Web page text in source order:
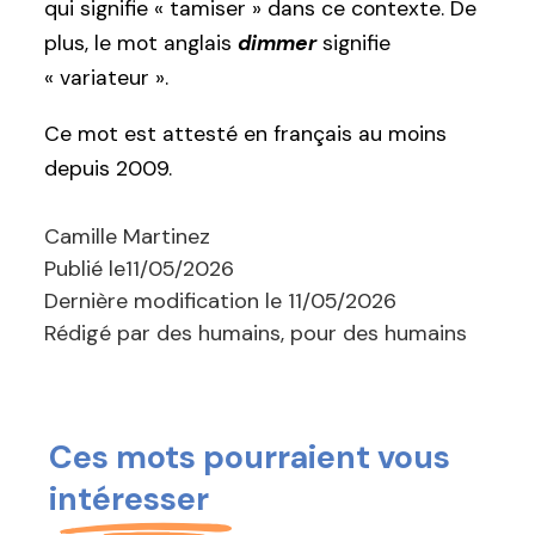
qui signifie « tamiser » dans ce contexte. De
plus, le mot anglais dimmersignifie
« variateur ».
Ce mot est attesté en français au moins
depuis 2009.
Camille Martinez
Publié le11/05/2026
Dernière modification le 11/05/2026
Rédigé par des humains, pour des humains
Ces mots pourraient vous
intéresser